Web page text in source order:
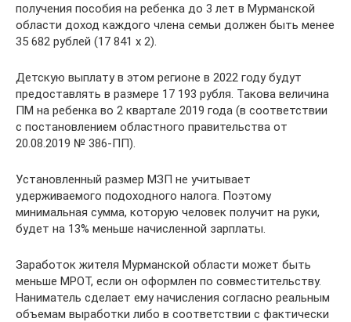
получения пособия на ребенка до 3 лет в Мурманской
области доход каждого члена семьи должен быть менее
35 682 рублей (17 841 х 2).
Детскую выплату в этом регионе в 2022 году будут
предоставлять в размере 17 193 рубля. Такова величина
ПМ на ребенка во 2 квартале 2019 года (в соответствии
с постановлением областного правительства от
20.08.2019 № 386-ПП).
Установленный размер МЗП не учитывает
удерживаемого подоходного налога. Поэтому
минимальная сумма, которую человек получит на руки,
будет на 13% меньше начисленной зарплаты.
Заработок жителя Мурманской области может быть
меньше МРОТ, если он оформлен по совместительству.
Наниматель сделает ему начисления согласно реальным
объемам выработки либо в соответствии с фактически